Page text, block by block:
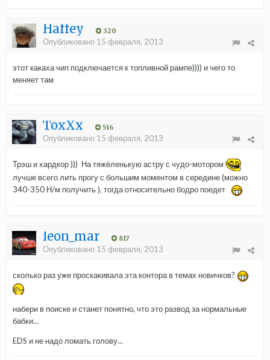
Haffey 320
Опубликовано 15 февраля, 2013
этот какаха чип подключается к топливной рампе)))) и чего то
меняет там
ToxXx 516
Опубликовано 15 февраля, 2013
Трэш и хардкор ))) На тяжёленькую астру с чудо-мотором
лучше всего лить прогу с большим моментом в середине (можно
340-350 Н/м получить ), тогда относительно бодро поедет
leon_mar 817
Опубликовано 15 февраля, 2013
сколько раз уже проскакивала эта контора в темах новичков?
набери в поиске и станет понятно, что это развод за нормальные
бабки...
EDS и не надо ломать голову...